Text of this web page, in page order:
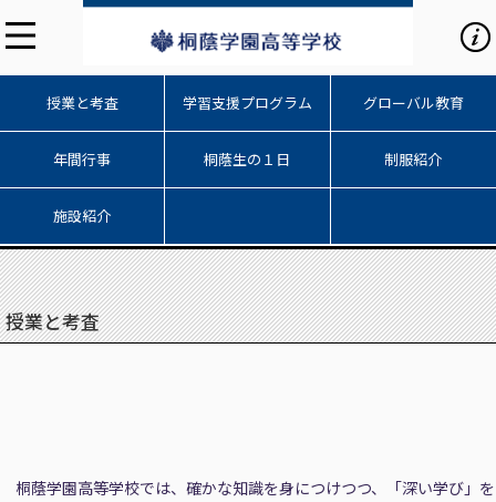
授業と考査 学習支援プログラム グローバル教育
年間行事 桐蔭生の１日 制服紹介
施設紹介
授業と考査
桐蔭学園高等学校では、確かな知識を身につけつつ、「深い学び」を